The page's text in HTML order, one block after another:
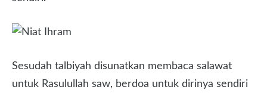
Sesudah talbiyah disunatkan membaca salawat
untuk Rasulullah saw, berdoa untuk dirinya sendiri